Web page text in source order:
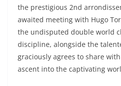
the prestigious 2nd
awaited meeting with Hugo
the undisputed double world
discipline, alongside the
graciously agrees to share
ascent into the captivating